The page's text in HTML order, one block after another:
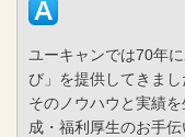
ユーキャンでは70年
び」を提供してきまし
そのノウハウと実績
成・福利厚生のお手伝